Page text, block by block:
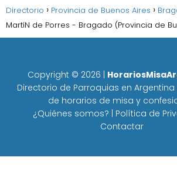
Directorio Provincia de Buenos Aires
Martí­N de Porres - Bragado (Provincia de
Copyright © 2026
Directorio de Parroquias en
de horarios de misa y
¿Quiénes somos?
Política de
Contactar